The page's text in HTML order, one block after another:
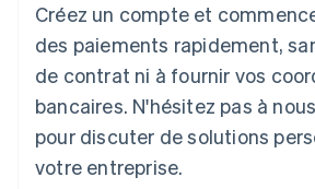
Créez un compte et
des paiements rapidement,
de contrat ni à fournir vos
bancaires. N'hésitez pas à
pour discuter de solutions
votre entreprise.
Japon
日本語
Lettonie
English
Liechtenstein
DeutschEnglish
English